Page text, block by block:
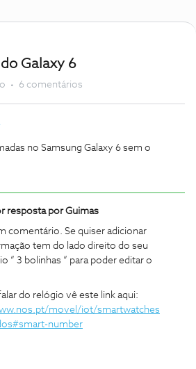
Galaxy 6
6 comentários
no Samsung Galaxy 6 sem o
resposta porGuimas
comentário. Se quiser adicionar
tem do lado direito do seu
“ 3 bolinhas “ para poder editar o
do relógio vê este link aqui:
movel/iot/smartwatches
number